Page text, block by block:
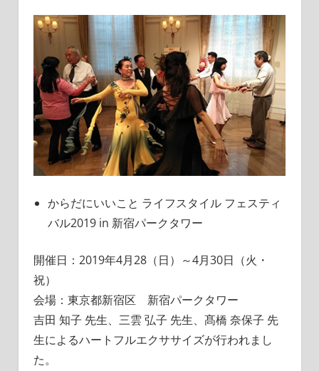
からだにいいこと ライフスタイル フェスティ
バル2019 in 新宿パークタワー
開催日：2019年4月28（日）～4月30日（火・
祝）
会場：東京都新宿区 新宿パークタワー
吉田 知子 先生、三雲 弘子 先生、髙橋 奈保子 先
生によるハートフルエクササイズが行われまし
た。